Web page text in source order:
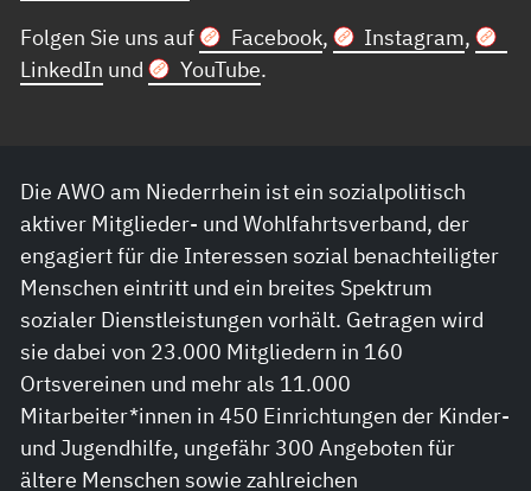
Folgen Sie uns auf
Facebook, Instagram,
LinkedIn und YouTube.
Die AWO am Niederrhein ist ein sozialpolitisch
aktiver Mitglieder- und Wohlfahrtsverband, der
engagiert für die Interessen sozial benachteiligter
Menschen eintritt und ein breites Spektrum
sozialer Dienstleistungen vorhält. Getragen wird
sie dabei von 23.000 Mitgliedern in 160
Ortsvereinen und mehr als 11.000
Mitarbeiter*innen in 450 Einrichtungen der Kinder-
und Jugendhilfe, ungefähr 300 Angeboten für
ältere Menschen sowie zahlreichen